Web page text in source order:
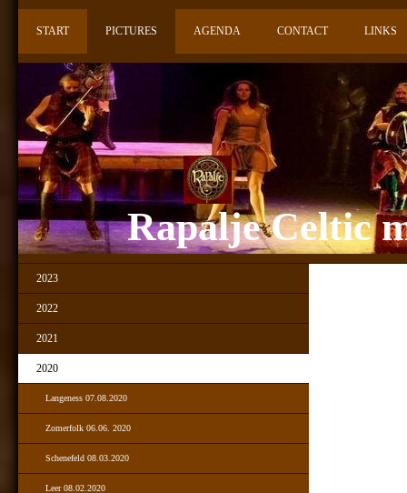
START PICTURES AGENDA CONTACT LINKS
Rapalje Celtic
2023
2022
2021
2020
Langeness 07.08.2020
Zomerfolk 06.06. 2020
Schenefeld 08.03.2020
Leer 08.02.2020